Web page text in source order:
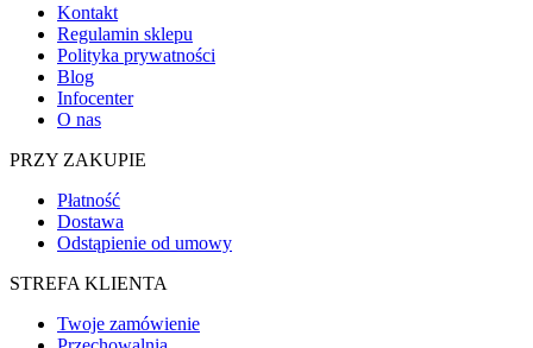
Kontakt
Regulamin sklepu
Polityka prywatności
Blog
Infocenter
O nas
PRZY ZAKUPIE
Płatność
Dostawa
Odstąpienie od umowy
STREFA KLIENTA
Twoje zamówienie